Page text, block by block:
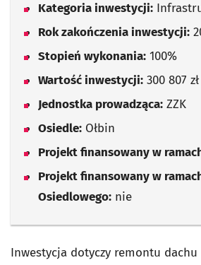
Kategoria inwestycji:
Rok zakończenia inwestycji:
Stopień wykonania: 100%
Wartość inwestycji: 300 807 zł
Jednostka prowadząca: ZZK
Osiedle: Ołbin
Projekt finansowany w
Projekt finansowany w
Osiedlowego: nie
Inwestycja dotyczy remontu dachu